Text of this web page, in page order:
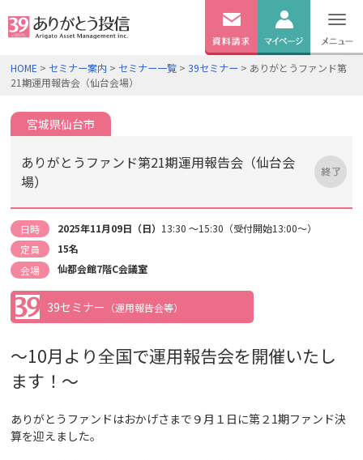
無料
資料 ログイン
HOME > セミナー案内 > セミナー一覧 >39セミナー > ありがとうファンド第
21期運用報告会（仙台会場）
宮城県仙台市
ありがとうファンド第21期運用報告会（仙台会
場）
日時 2025年11月09日（日） 13:30 ～15:30（受付開始13:00～）
定員
15名
会場
仙都会館7階C会議室
39セミナー （運用報告会等）
～10月より全国で運用報告会を開催いたし
ます！ ～
ありがとうファンドはおかげさまで９月１日に第２1期ファンド決
算を迎えました。